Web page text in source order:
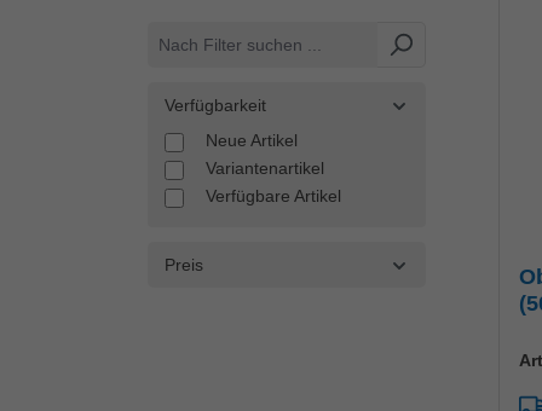
Verfügbarkeit
Neue Artikel
Variantenartikel
Verfügbare Artikel
Preis